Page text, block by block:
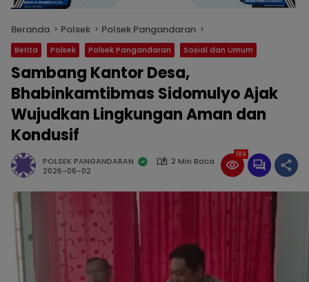
Beranda Polsek Polsek Pangandaran
Berita Polsek Polsek Pangandaran Sosial dan Umum
Sambang Kantor Desa,
Bhabinkamtibmas Sidomulyo Ajak
Wujudkan Lingkungan Aman dan
Kondusif
POLSEK PANGANDARAN
2 Min Baca
2026-06-02
189